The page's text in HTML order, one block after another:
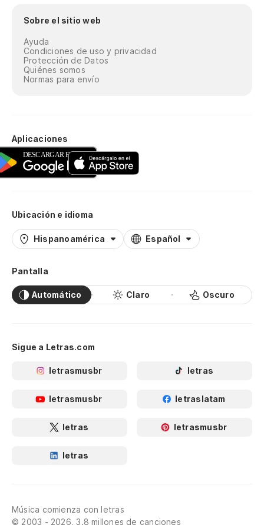
Sobre el sitio web
Ayuda
Condiciones de uso y privacidad
Protección de Datos
Quiénes somos
Normas para envío
Aplicaciones
Ubicación e idioma
Hispanoamérica Español
Pantalla
Automático Claro Oscuro
Sigue a Letras.com
letrasmusbr letras
letrasmusbr letraslatam
letras letrasmusbr
letras
Música comienza con letras
© 2003 - 2026, 3.8 millones de canciones